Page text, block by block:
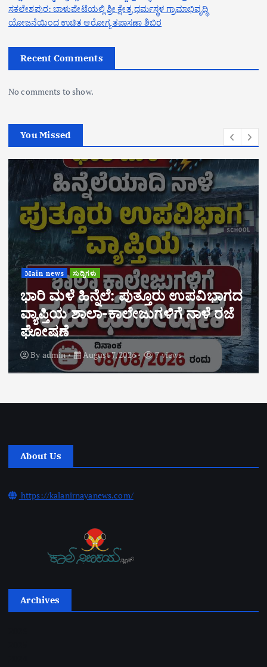
ಸಕಲೇಶಪುರ: ಬಾಳುಪೇಟೆಯಲ್ಲಿ ಶ್ರೀ ಕ್ಷೇತ್ರ ಧರ್ಮಸ್ಥಳ ಗ್ರಾಮಾಭಿವೃದ್ಧಿ
ಯೋಜನೆಯಿಂದ ಉಚಿತ ಆರೋಗ್ಯ ತಪಾಸಣಾ ಶಿಬಿರ
Recent Comments
No comments to show.
You Missed
Main news ಸುದ್ದಿಗಳು
ಬಂಗಾಡಿ ಸಹಕಾರಿ ವ್ಯವಸಾಯಿಕ ಸಂಘದ
ವಾರ್ಷಿಕ ಮಹಾಸಭೆ ಆ.29ರಂದು
ನಡೆಯಲಿದೆ. ಶೇ.70ಕ್ಕಿಂತ ಹೆಚ್ಚು ಅಂಕ
ಪಡೆದ ಸದಸ್ಯರ ಮಕ್ಕಳಿಗೆ
ಅರ್ಜಿ ಆಹ್ವಾನ
Byadmin August 7, 2026 6 views
About Us
https://kalanirnayanews.com/
Archives